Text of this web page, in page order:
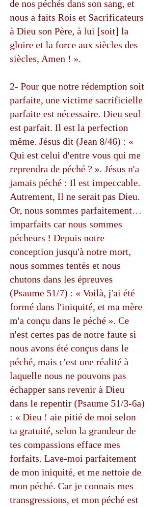
de nos péchés dans son sang, et
nous a faits Rois et Sacrificateurs
à Dieu son Père, à lui [soit] la
gloire et la force aux siècles des
siècles, Amen ! ».
2- Pour que notre rédemption soit
parfaite, une victime sacrificielle
parfaite est nécessaire. Dieu seul
est parfait. Il est la perfection
même. Jésus dit (Jean 8/46) : «
Qui est celui d'entre vous qui me
reprendra de péché ? ». Jésus n'a
jamais péché : Il est impeccable.
Autrement, Il ne serait pas Dieu.
Or, nous sommes parfaitement…
imparfaits car nous sommes
pécheurs ! Depuis notre
conception jusqu'à notre mort,
nous sommes tentés et nous
chutons dans les épreuves
(Psaume 51/7) : « Voilà, j'ai été
formé dans l'iniquité, et ma mère
m'a conçu dans le péché ». Ce
n'est certes pas de notre faute si
nous avons été conçus dans le
péché, mais c'est une réalité à
laquelle nous ne pouvons pas
échapper sans revenir à Dieu
dans le repentir (Psaume 51/3-6a)
: « Dieu ! aie pitié de moi selon
ta gratuité, selon la grandeur de
tes compassions efface mes
forfaits. Lave-moi parfaitement
de mon iniquité, et me nettoie de
mon péché. Car je connais mes
transgressions, et mon péché est